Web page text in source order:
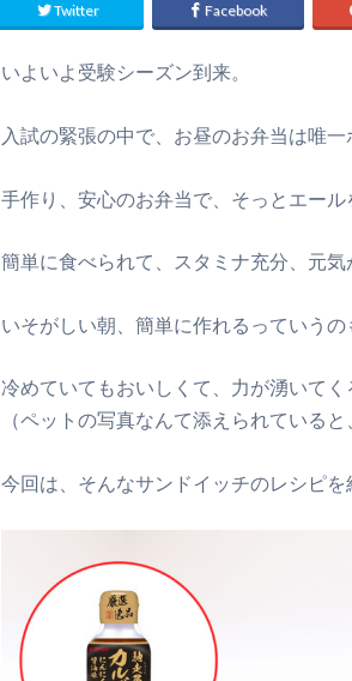
Twitter Facebook
いよいよ受験シーズン到来。
入試の緊張の中で、お昼のお弁当は唯
手作り、安心のお弁当で、そっとエー
簡単に食べられて、スタミナ充分、元
いそがしい朝、簡単に作れるっていう
冷めていてもおいしくて、力が湧いてく
（ペットの写真なんて添えられている
今回は、そんなサンドイッチのレシピ